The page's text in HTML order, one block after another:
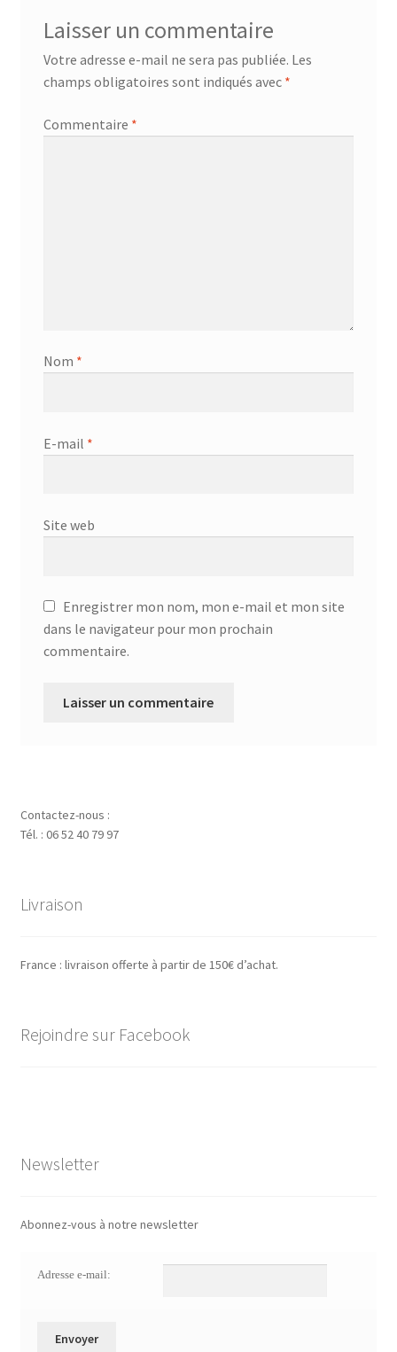
Laisser un commentaire
Votre adresse e-mail ne sera pas publiée. Les
champs obligatoires sont indiqués avec *
Commentaire *
Nom *
E-mail *
Site web
Enregistrer mon nom, mon e-mail et mon site
dans le navigateur pour mon prochain
commentaire.
Contactez-nous :
Tél. : 06 52 40 79 97
Livraison
France : livraison offerte à partir de 150€ d’achat.
Rejoindre sur Facebook
Newsletter
Abonnez-vous à notre newsletter
Adresse e-mail: